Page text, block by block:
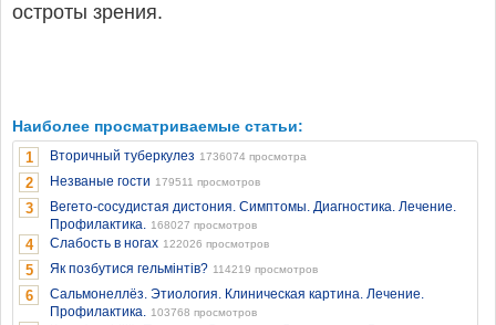
остроты зрения.
Наиболее просматриваемые статьи:
1 Вторичный туберкулез 1736074 просмотра
2 Незваные гости 179511 просмотров
3
Вегето-сосудистая дистония. Симптомы. Диагностика. Лечение.
Профилактика. 168027 просмотров
4 Слабость в ногах 122026 просмотров
5 Як позбутися гельмінтів? 114219 просмотров
6
Сальмонеллёз. Этиология. Клиническая картина. Лечение.
Профилактика. 103768 просмотров